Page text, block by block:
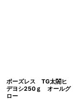
ボーズレス TG太閤ヒ
デヨシ250ｇ オールグ
ロー